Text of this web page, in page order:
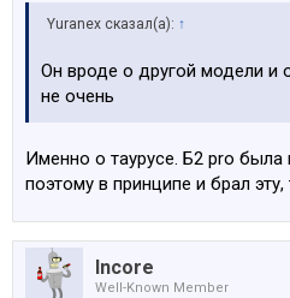
Yuranex сказал(а): ↑
Он вроде о другой модели и
не очень
Именно о таурусе. Б2 pro
поэтому в принципе и брал
Incore
Well-Known Member